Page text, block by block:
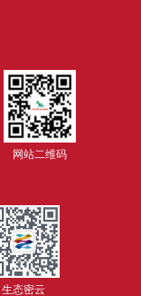
网站二维码
生态密云